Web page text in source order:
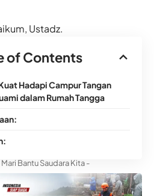
Ustadz.
of Contents
Hadapi Campur Tangan
dalam Rumah Tangga
Mari Bantu Saudara Kita -